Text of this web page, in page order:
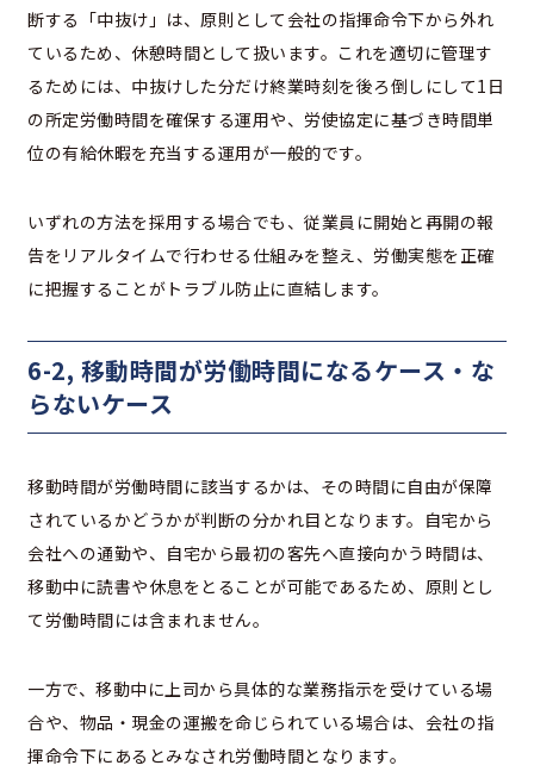
断する「中抜け」は、原則として会社の指揮命令下から外れ
ているため、休憩時間として扱います。これを適切に管理す
るためには、中抜けした分だけ終業時刻を後ろ倒しにして1日
の所定労働時間を確保する運用や、労使協定に基づき時間単
位の有給休暇を充当する運用が一般的です。
いずれの方法を採用する場合でも、従業員に開始と再開の報
告をリアルタイムで行わせる仕組みを整え、労働実態を正確
に把握することがトラブル防止に直結します。
6-2, 移動時間が労働時間になるケース・な
らないケース
移動時間が労働時間に該当するかは、その時間に自由が保障
されているかどうかが判断の分かれ目となります。自宅から
会社への通勤や、自宅から最初の客先へ直接向かう時間は、
移動中に読書や休息をとることが可能であるため、原則とし
て労働時間には含まれません。
一方で、移動中に上司から具体的な業務指示を受けている場
合や、物品・現金の運搬を命じられている場合は、会社の指
揮命令下にあるとみなされ労働時間となります。